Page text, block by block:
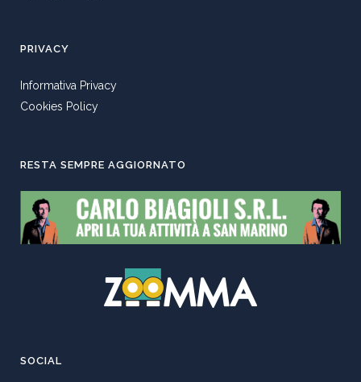
PRIVACY
Informativa Privacy
Cookies Policy
RESTA SEMPRE AGGIORNATO
SOCIAL